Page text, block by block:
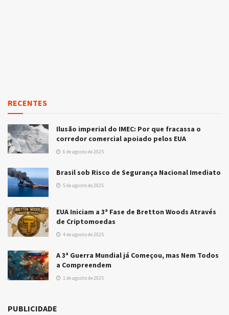
RECENTES
Ilusão imperial do IMEC: Por que fracassa o
corredor comercial apoiado pelos EUA
6 de agosto de 2025
Brasil sob Risco de Segurança Nacional Imediato
5 de agosto de 2025
EUA Iniciam a 3ª Fase de Bretton Woods Através
de Criptomoedas
4 de agosto de 2025
A 3ª Guerra Mundial já Começou, mas Nem Todos
a Compreendem
1 de agosto de 2025
PUBLICIDADE